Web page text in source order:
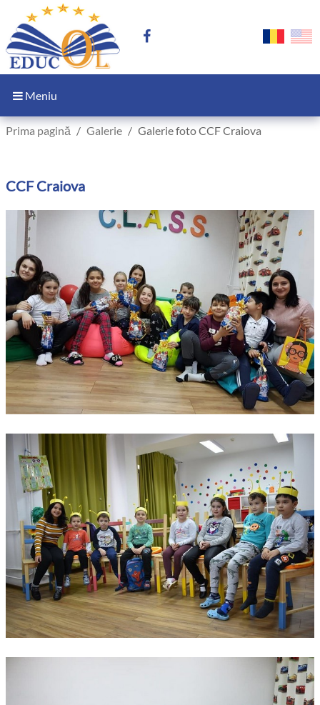
Meniu
Prima pagină Galerie Galerie foto CCF Craiova
CCF Craiova